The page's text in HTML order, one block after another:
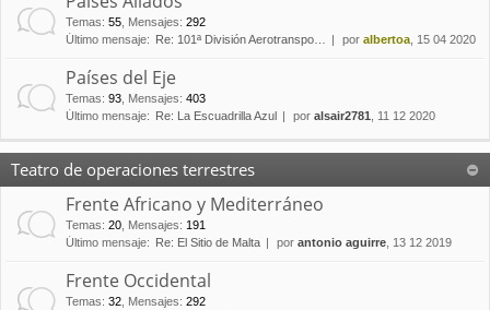
Temas: 55 Mensajes: 292
Último mensaje:
Re: 101ª División Aerotranspo… por albertoa , 15 04 2020
Países del Eje
Temas: 93 Mensajes: 403
Último mensaje:
Re: La Escuadrilla Azul por alsair2781 , 11 12 2020
Teatro de operaciones terrestres
Frente Africano y Mediterráneo
Temas: 20 Mensajes: 191
Último mensaje:
Re: El Sitio de Malta por antonio aguirre , 13 12 2019
Frente Occidental
Temas: 32 Mensajes: 292